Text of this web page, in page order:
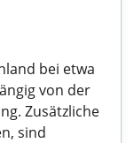
bei etwa
von der
Zusätzliche
sind